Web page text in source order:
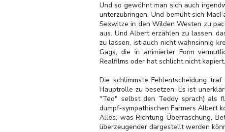
Und so gewöhnt man sich auch
unterzubringen. Und bemüht sich
Sexwitze in den Wilden Westen zu
aus. Und Albert erzählen zu lassen,
zu lassen, ist auch nicht wahnsinnig
Gags, die in animierter Form
Realfilms oder hat schlicht nicht
Die schlimmste Fehlentscheidung
Hauptrolle zu besetzen. Es ist
"Ted" selbst den Teddy sprach) als
dumpf-sympathischen Farmers Albert
Alles, was Richtung Überraschung,
überzeugender dargestellt werden